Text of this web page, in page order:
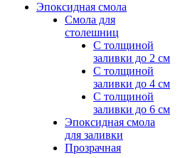
Эпоксидная смола
Смола для
столешниц
С толщиной
заливки до 2 см
С толщиной
заливки до 4 см
С толщиной
заливки до 6 см
Эпоксидная смола
для заливки
Прозрачная